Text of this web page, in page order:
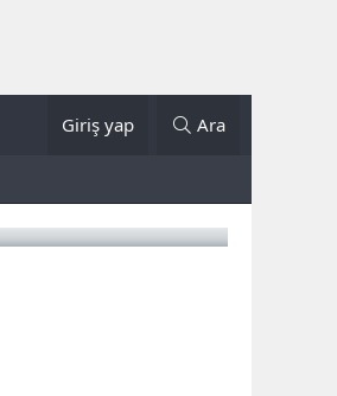
Giriş yap Ara